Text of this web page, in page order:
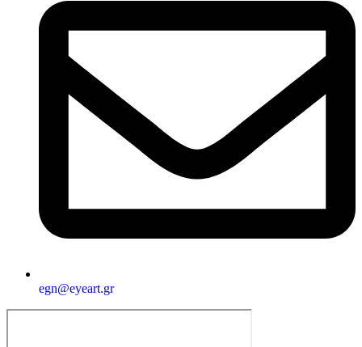
egn@eyeart.gr